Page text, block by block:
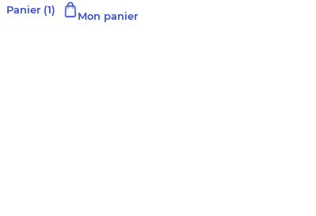
Mon panier
Panier (1)